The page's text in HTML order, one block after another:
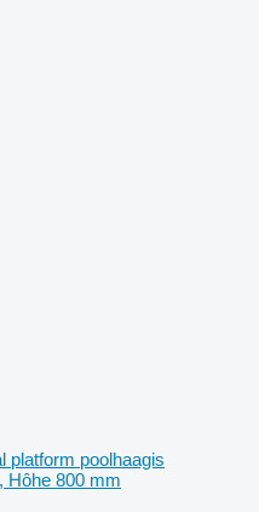
platform poolhaagis
Hôhe 800 mm